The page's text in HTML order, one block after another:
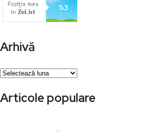
Arhivă
Arhivă
Articole populare